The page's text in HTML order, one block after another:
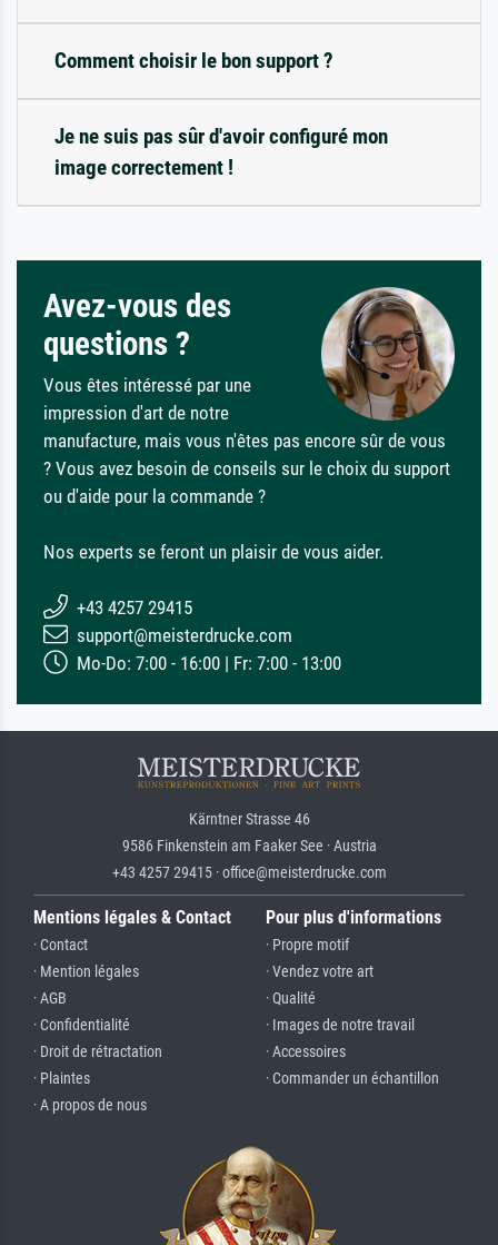
Comment choisir le bon support ?
Je ne suis pas sûr d'avoir configuré mon
image correctement !
Avez-vous des
questions ?
Vous êtes intéressé par une
impression d'art de notre
manufacture, mais vous n'êtes pas encore sûr de vous
? Vous avez besoin de conseils sur le choix du support
ou d'aide pour la commande ?
Nos experts se feront un plaisir de vous aider.
+43 4257 29415
support@meisterdrucke.com
Mo-Do: 7:00 - 16:00 | Fr: 7:00 - 13:00
Kärntner Strasse 46
9586 Finkenstein am Faaker See · Austria
+43 4257 29415 · office@meisterdrucke.com
Mentions légales & Contact
· Contact
· Mention légales
· AGB
· Confidentialité
· Droit de rétractation
· Plaintes
· A propos de nous
Pour plus d'informations
· Propre motif
· Vendez votre art
· Qualité
· Images de notre travail
· Accessoires
· Commander un échantillon